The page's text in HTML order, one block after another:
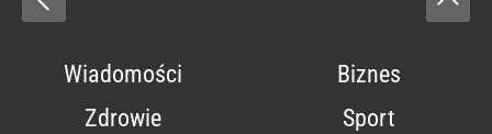
Wiadomości
Biznes
Zdrowie
Sport